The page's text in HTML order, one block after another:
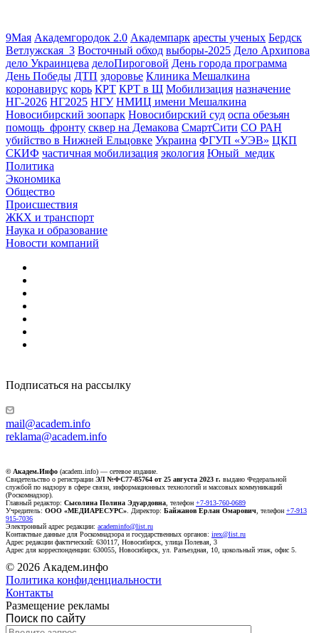
9Мая Академгородок 2.0 Академпарк аресты ученых Бердск
Ветлужская_3 Восточный обход выборы-2025 Дело Архипова
дело Украинцева делоПироговой День города программа
День Победы ДТП здоровье Клиника Мешалкина
коронавирус корь КРТ КРТ в Щ Мобилизация назначение
НГ-2026 НГ2025 НГУ НМИЦ имени Мешалкина
Новосибирский зоопарк Новосибирский суд оспа обезьян
помощь_фронту сквер на Демакова СмартСити СО РАН
убийство в Нижней Ельцовке Украина ФГУП «УЭВ» ЦКП
СКИФ частичная мобилизация экология Юный_медик
Политика
Экономика
Общество
Происшествия
ЖКХ и транспорт
Наука и образование
Новости компаний
Подписаться на рассылку
mail@academ.info
reklama@academ.info
© Академ.Инфо (academ.info) — сетевое издание.
Свидетельство о регистрации ЭЛ №ФС77-85764 от 25 августа 2023 г. выдано Федеральной
службой по надзору в сфере связи, информационных технологий и массовых коммуникаций
(Роскомнадзор).
Главный редактор: Сысолина Полина Эдуардовна , телефон +7-913-760-0689
Учредитель: ООО «МЕДИАРЕСУРС» . Директор: Байжанов Ерлан Омарович , телефон +7-913
915-7036
Электронный адрес редакции: academinfo@list.ru
Контактные данные для Роскомнадзора и государственных органов: irex@list.ru
Адрес редакции фактический: 630117, Новосибирск, улица Полевая, 3
Адрес для корреспонденции: 630055, Новосибирск, ул. Разъездная, 10, цокольный этаж, офис 5.
© 2026 Академ.инфо
Политика конфиденциальности
Контакты
Размещение рекламы
Поиск по сайту